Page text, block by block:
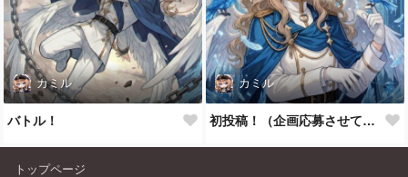
カミル
バトル！
カミル
初投稿！（企画応募させてください～）
トップページ